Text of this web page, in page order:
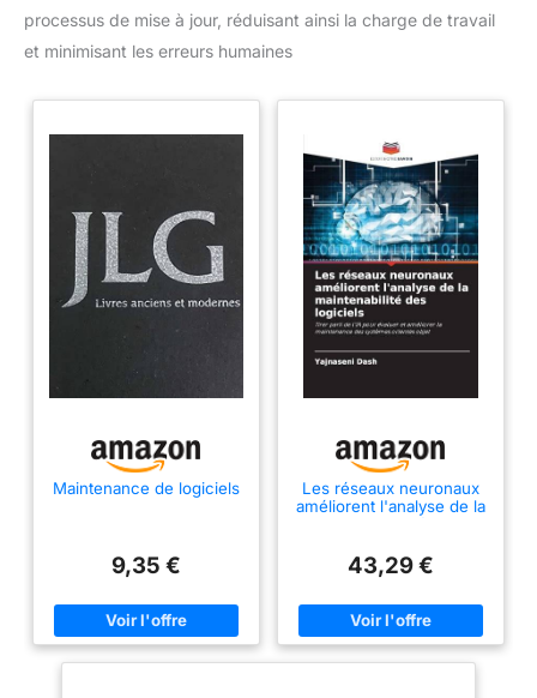
processus de mise à jour, réduisant ainsi la charge de travail
et minimisant les erreurs humaines
Maintenance de logiciels
9,35 €
Les réseaux neuronaux
améliorent l'analyse de la
43,29 €